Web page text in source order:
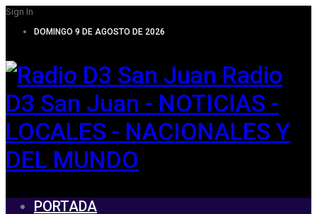
Sign In
DOMINGO 9 DE AGOSTO DE 2026
Radio
D3 San Juan - NOTICIAS -
LOCALES - NACIONALES Y
DEL MUNDO
PORTADA